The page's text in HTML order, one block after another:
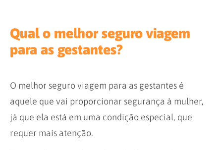
Qual o melhor seguro viagem
para as gestantes?
O melhor seguro viagem para as gestantes é
aquele que vai proporcionar segurança à mulher,
já que ela está em uma condição especial, que
requer mais atenção.